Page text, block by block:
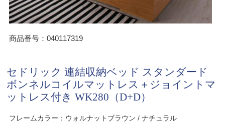
商品番号：040117319
セドリック 連結収納ベッド スタンダード
ボンネルコイルマットレス＋ジョイントマ
ットレス付き WK280（D+D）
フレームカラー：ウォルナットブラウン / ナチュラル